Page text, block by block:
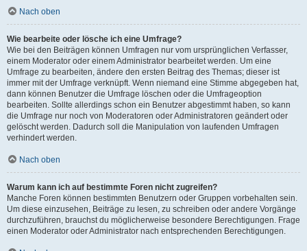
Nach oben
Wie bearbeite oder lösche ich eine Umfrage?
Wie bei den Beiträgen können Umfragen nur vom ursprünglichen Verfasser,
einem Moderator oder einem Administrator bearbeitet werden. Um eine
Umfrage zu bearbeiten, ändere den ersten Beitrag des Themas; dieser ist
immer mit der Umfrage verknüpft. Wenn niemand eine Stimme abgegeben hat,
dann können Benutzer die Umfrage löschen oder die Umfrageoption
bearbeiten. Sollte allerdings schon ein Benutzer abgestimmt haben, so kann
die Umfrage nur noch von Moderatoren oder Administratoren geändert oder
gelöscht werden. Dadurch soll die Manipulation von laufenden Umfragen
verhindert werden.
Nach oben
Warum kann ich auf bestimmte Foren nicht zugreifen?
Manche Foren können bestimmten Benutzern oder Gruppen vorbehalten sein.
Um diese einzusehen, Beiträge zu lesen, zu schreiben oder andere Vorgänge
durchzuführen, brauchst du möglicherweise besondere Berechtigungen. Frage
einen Moderator oder Administrator nach entsprechenden Berechtigungen.